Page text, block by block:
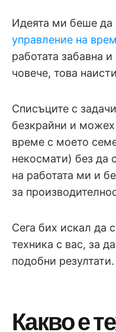
Идеята ми беше да
управление на
работата забавна
човече, това
Списъците с
безкрайни и
време с моето
некосмати) без да
на работата ми и
за
Сега бих искал да
техника с вас, за
подобни резултати.
Какво е